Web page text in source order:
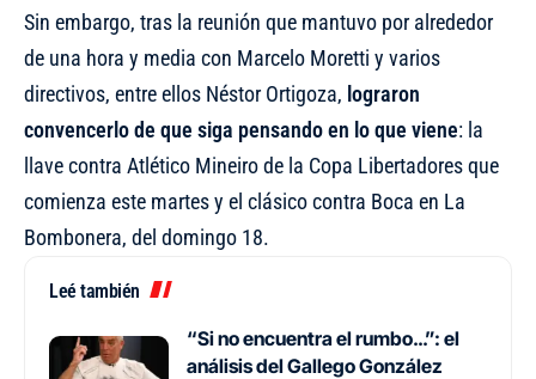
Sin embargo, tras la reunión que mantuvo por alrededor
de una hora y media con Marcelo Moretti y varios
directivos, entre ellos Néstor Ortigoza, lograron
convencerlo de que siga pensando en lo que viene: la
llave contra Atlético Mineiro de la Copa Libertadores que
comienza este martes y el clásico contra Boca en La
Bombonera, del domingo 18.
Leé también
“Si no encuentra el rumbo…”: el
análisis del Gallego González